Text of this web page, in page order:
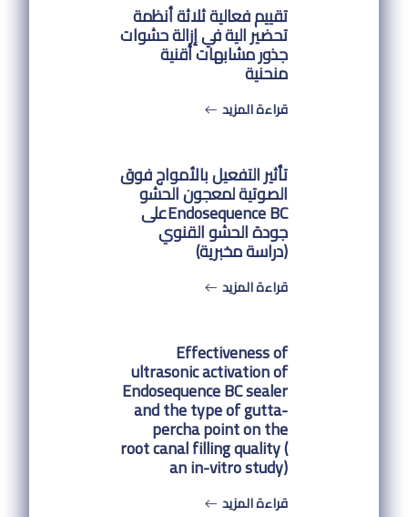
تقييم فعالية ثلاثة أنظمة
تحضير الية في إزالة حشوات
جذور مشابهات أقنية
منحنية
قراءة المزيد
تأثير التفعيل بالأمواج فوق
الصوتية لمعجون الحشو
Endosequence BCعلى
جودة الحشو القنوي
(دراسة مخبرية)
قراءة المزيد
Effectiveness of
ultrasonic activation of
Endosequence BC sealer
and the type of gutta-
percha point on the
root canal filling quality (
an in-vitro study)
قراءة المزيد